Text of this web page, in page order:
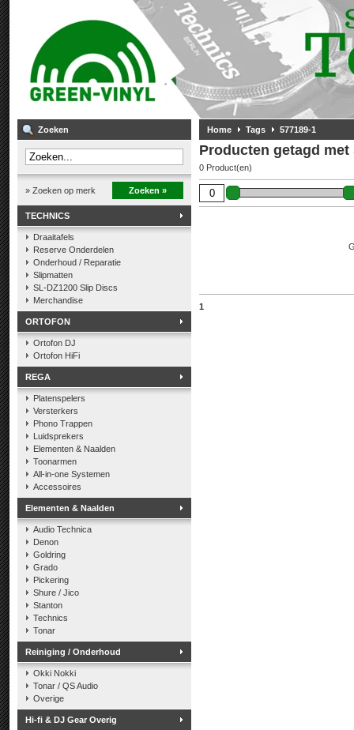
Zoeken
» Zoeken op merk Zoeken »
TECHNICS
Draaitafels
Reserve Onderdelen
Onderhoud / Reparatie
Slipmatten
SL-DZ1200 Slip Discs
Merchandise
ORTOFON
Ortofon DJ
Ortofon HiFi
REGA
Platenspelers
Versterkers
Phono Trappen
Luidsprekers
Elementen & Naalden
Toonarmen
All-in-one Systemen
Accessoires
Elementen & Naalden
Audio Technica
Denon
Goldring
Grado
Pickering
Shure / Jico
Stanton
Technics
Tonar
Reiniging / Onderhoud
Okki Nokki
Tonar / QS Audio
Overige
Hi-fi & DJ Gear Overig
Home Tags 577189-1
Producten getagd met
0 Product(en)
1